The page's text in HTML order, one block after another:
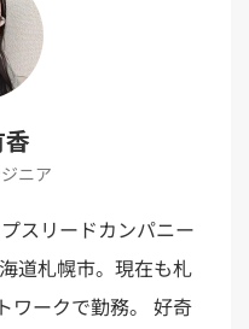
アジャイル（15）
一覧
Terraform（6）
）
（2）
（2）
（1）
SRE（1）
ント（4）
（3）
深層学習（1）
（4）
アクセス制御（1）
1）
覧
10）
（4）
（3）
1）
Redux（1）
ベント（42）
（25）
CTO協会（18）
12）
7）
（5）
ニア
スリードカンパニー
道札幌市。現在も札
ワークで勤務。 好奇